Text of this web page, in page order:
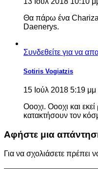
Θα πάρω ένα
Daenerys.
Συνδεθείτε για να
Sotiris Vogiatzis
15 Ιούλ 2018 5:19 μμ
Οοοχι. Οοοχι και
κατακτήσουν τον
Αφήστε μια
Για να σχολιάσετε πρέπει